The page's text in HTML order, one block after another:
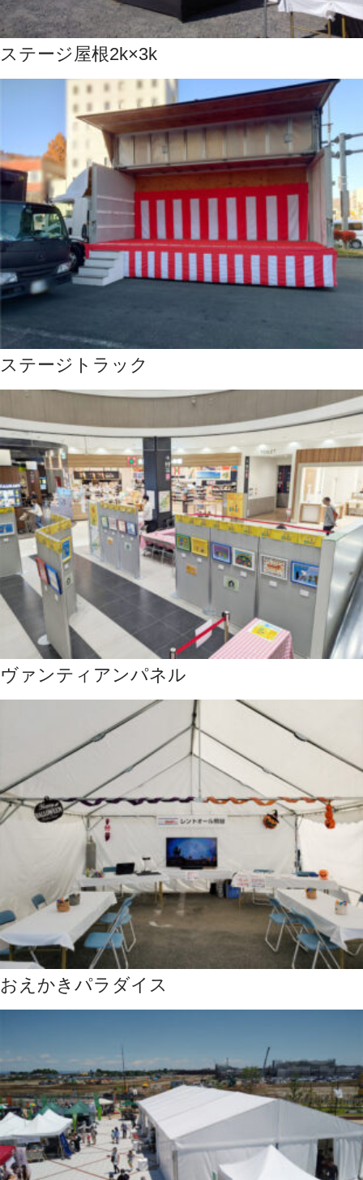
ステージ屋根2k×3k
ステージトラック
ヴァンティアンパネル
おえかきパラダイス